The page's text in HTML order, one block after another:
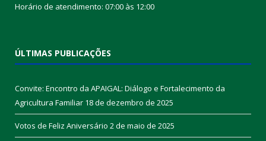
Horário de atendimento: 07:00 às 12:00
ÚLTIMAS PUBLICAÇÕES
Convite: Encontro da APAIGAL: Diálogo e Fortalecimento da
Agricultura Familiar 18 de dezembro de 2025
Votos de Feliz Aniversário 2 de maio de 2025